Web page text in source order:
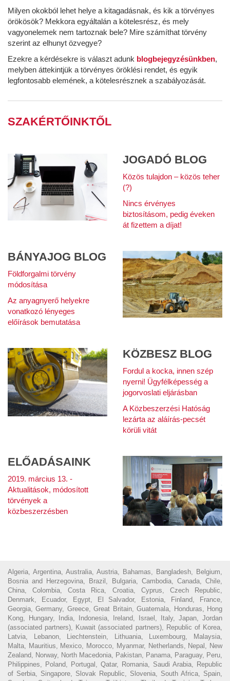
Milyen okokból lehet helye a kitagadásnak, és kik a törvényes
örökösök? Mekkora egyáltalán a kötelesrész, és mely
vagyonelemek nem tartoznak bele? Mire számíthat törvény
szerint az elhunyt özvegye?
Ezekre a kérdésekre is választ adunk blogbejegyzésünkben,
melyben áttekintjük a törvényes öröklési rendet, és egyik
legfontosabb elemének, a kötelesrésznek a szabályozását.
SZAKÉRTŐINKTŐL
JOGADÓ BLOG
Közös tulajdon – közös teher
(?)
Nincs érvényes
biztosításom, pedig éveken
át fizettem a díjat!
BÁNYAJOG BLOG
Földforgalmi törvény
módosítása
Az anyagnyerő helyekre
vonatkozó lényeges
előírások bemutatása
KÖZBESZ BLOG
Fordul a kocka, innen szép
nyerni! Ügyfélképesség a
jogorvoslati eljárásban
A Közbeszerzési Hatóság
lezárta az aláírás-pecsét
körüli vitát
ELŐADÁSAINK
2019. március 13. -
Aktualitások, módosított
törvények a
közbeszerzésben
Algeria, Argentina, Australia, Austria, Bahamas, Bangladesh, Belgium,
Bosnia and Herzegovina, Brazil, Bulgaria, Cambodia, Canada, Chile,
China, Colombia, Costa Rica, Croatia, Cyprus, Czech Republic,
Denmark, Ecuador, Egypt, El Salvador, Estonia, Finland, France,
Georgia, Germany, Greece, Great Britain, Guatemala, Honduras, Hong
Kong, Hungary, India, Indonesia, Ireland, Israel, Italy, Japan, Jordan
(associated partners), Kuwait (associated partners), Republic of Korea,
Latvia, Lebanon, Liechtenstein, Lithuania, Luxembourg, Malaysia,
Malta, Mauritius, Mexico, Morocco, Myanmar, Netherlands, Nepal, New
Zealand, Norway, North Macedonia, Pakistan, Panama, Paraguay, Peru,
Philippines, Poland, Portugal, Qatar, Romania, Saudi Arabia, Republic
of Serbia, Singapore, Slovak Republic, Slovenia, South Africa, Spain,